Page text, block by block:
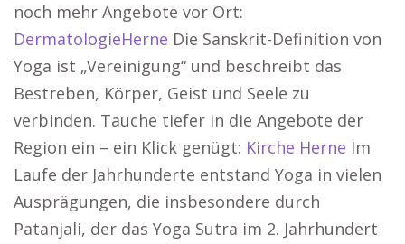
noch mehr Angebote vor Ort:
DermatologieHerne Die Sanskrit-Definition von
Yoga ist „Vereinigung“ und beschreibt das
Bestreben, Körper, Geist und Seele zu
verbinden. Tauche tiefer in die Angebote der
Region ein – ein Klick genügt: Kirche Herne Im
Laufe der Jahrhunderte entstand Yoga in vielen
Ausprägungen, die insbesondere durch
Patanjali, der das Yoga Sutra im 2. Jahrhundert